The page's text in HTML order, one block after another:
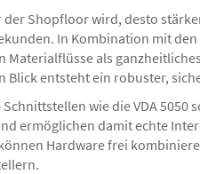
der Shopfloor wird, desto
In Kombination mit
Materialflüsse als
Blick entsteht ein robuster,
wie die VDA
ermöglichen damit echte
Hardware frei